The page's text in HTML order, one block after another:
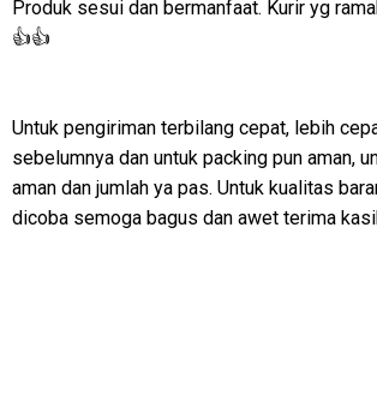
Produk sesui dan bermanfaat. Kurir yg
👍👍
Untuk pengiriman terbilang cepat, lebih
sebelumnya dan untuk packing pun aman,
aman dan jumlah ya pas. Untuk kualitas
dicoba semoga bagus dan awet terima